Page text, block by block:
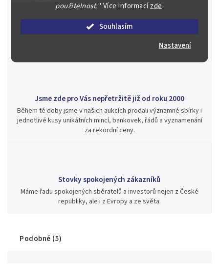
použitelnost." Více informacízde.
Souhlasím
Nastavení
Špičkové služby za nejlepší ceny
Náš kolektiv specialistů a znalců se Vám bude plně věnovat.
aukci nebo Vám poradíme kam investovat.
Jsme zde pro Vás nepřetržitě již od roku 2000
Během té doby jsme v našich aukcích prodali významné sbírky i
jednotlivé kusy unikátních mincí, bankovek, řádů a vyznamenání
za rekordní ceny.
Stovky spokojených zákazníků
Máme řadu spokojených sběratelů a investorů nejen z České
republiky, ale i z Evropy a ze světa.
Podobné (5)